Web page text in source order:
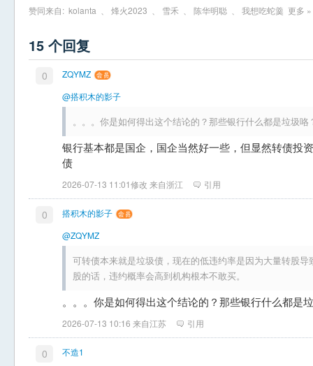
赞同来自: kolanta 烽火2023 雪禾 陈华明聪 我想吃蛇羹 更多 »
15 个回复
0
ZQYMZ
@搭积木的影子
。。。你是如何得出这个结论的？那些银行什么都是垃圾咯
银行基本都是国企，国企当然好一些，但显然转债投
债
2026-07-13 11:01修改 来自浙江 引用
0
搭积木的影子
@ZQYMZ
可转债本来就是垃圾债，现在的低违约率是因为大量转股
股的话，违约概率会高到机构根本不敢买。
。。。你是如何得出这个结论的？那些银行什么都是
2026-07-13 10:16 来自江苏 引用
0 不造1